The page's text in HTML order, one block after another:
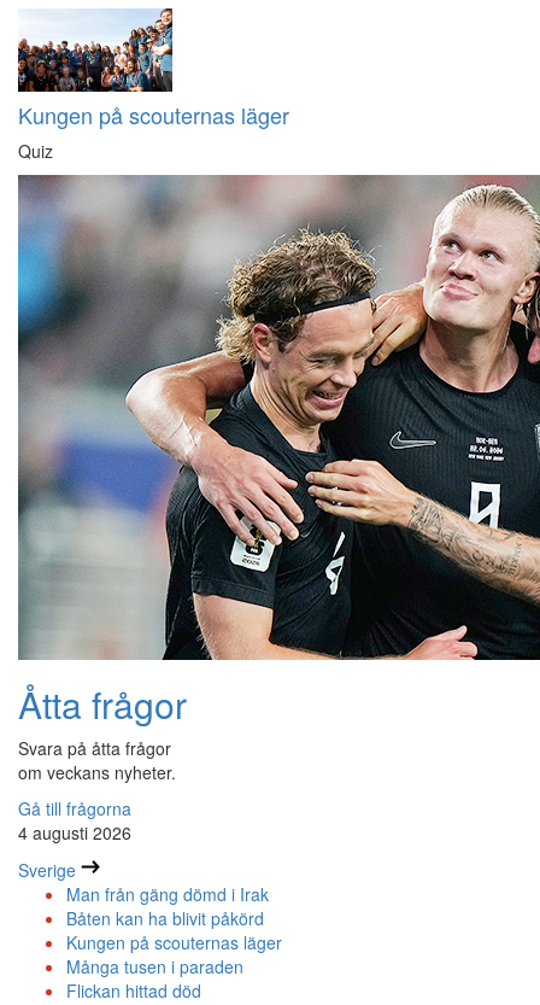
Kungen på scouternas läger
Quiz
Åtta frågor
Svara på åtta frågor
om veckans nyheter.
Gå till frågorna
4 augusti 2026
Sverige
Man från gäng dömd i Irak
Båten kan ha blivit påkörd
Kungen på scouternas läger
Många tusen i paraden
Flickan hittad död